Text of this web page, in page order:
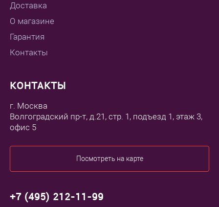
Доставка
О магазине
Гарантия
Контакты
КОНТАКТЫ
г. Москва
Волгоградский пр-т, д.21, стр. 1, подъезд 1, этаж 3,
офис 5
Посмотреть на карте
+7 (495) 212-11-99